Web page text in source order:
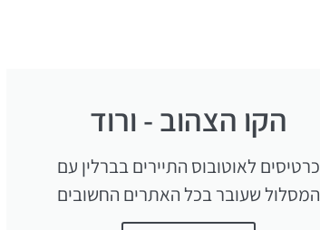
הקו הצהוב - ורוד
כרטיסים לאוטובוס התיירים בברלין עם
המסלול שעובר בכל האתרים החשובים